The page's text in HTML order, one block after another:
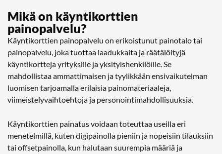
Mikä on käyntikorttien
painopalvelu?
Käyntikorttien painopalvelu on erikoistunut painotalo tai
painopalvelu, joka tuottaa laadukkaita ja räätälöityjä
käyntikortteja yrityksille ja yksityishenkilöille. Se
mahdollistaa ammattimaisen ja tyylikkään ensivaikutelman
luomisen tarjoamalla erilaisia painomateriaaleja,
viimeistelyvaihtoehtoja ja personointimahdollisuuksia.
Käyntikorttien painatus voidaan toteuttaa useilla eri
menetelmillä, kuten digipainolla pieniin ja nopeisiin tilauksiin
tai offsetpainolla, kun halutaan suurempia määriä ja